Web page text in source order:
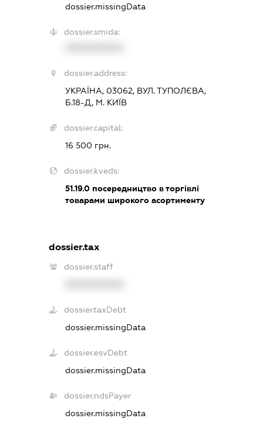
dossier.missingData
dossier.smida:
dossier.address:
УКРАЇНА, 03062, ВУЛ. ТУПОЛЄВА,
Б.18-Д, М. КИЇВ
dossier.capital:
16 500 грн.
dossier.kveds:
51.19.0посередництво в торгівлі
товарами широкого асортименту
dossier.tax
dossier.staff
dossier.taxDebt
dossier.missingData
dossier.esvDebt
dossier.missingData
dossier.ndsPayer
dossier.missingData